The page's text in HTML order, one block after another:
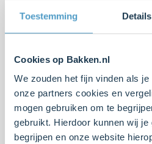
Toestemming Details
Cookies op Bakken.nl
We zouden het fijn vinden als
onze partners cookies en
mogen gebruiken om te
gebruikt. Hierdoor kunnen wij
begrijpen en onze website